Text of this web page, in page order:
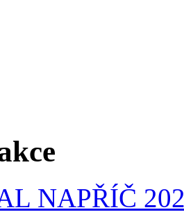
NAPŘÍČ